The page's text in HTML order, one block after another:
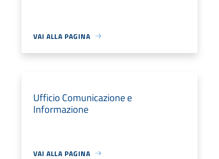
VAI ALLA PAGINA
Ufficio Comunicazione e
Informazione
VAI ALLA PAGINA